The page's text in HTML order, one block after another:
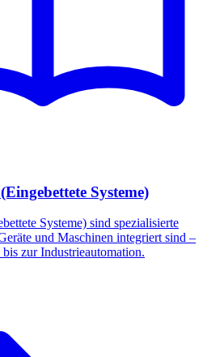
Systeme)
Systeme) sind spezialisierte
und Maschinen integriert sind –
zur Industrieautomation.